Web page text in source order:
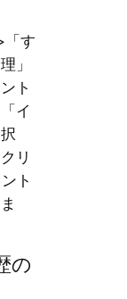
「す
」
ト
イ
リ
ト
の